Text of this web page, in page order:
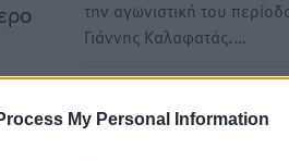
My Personal Information
την αγωνιστική του
Γιάννης Καλαφατάς.…
σε ευρωπαϊκό πρόγραμμα: